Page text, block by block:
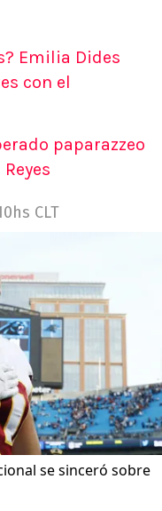
Emilia Dides
con el
paparazzeo
CLT
se sinceró sobre